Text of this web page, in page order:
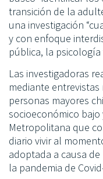
transición de la
una investigación
y con enfoque
pública, la
Las investigadoras
mediante entrevistas
personas mayores
socioeconómico bajo
Metropolitana que
diario vivir al
adoptada a causa
la pandemia de